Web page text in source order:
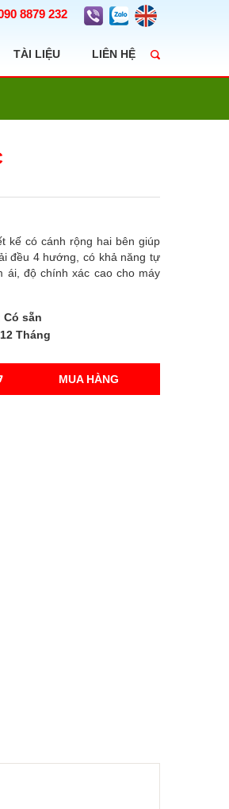
8879 232
TÀI LIỆU LIÊN HỆ
kế có cánh rộng hai bên giúp
đều 4 hướng, có khả năng tự
ái, độ chính xác cao cho máy
Có sẵn
12 Tháng
MUA HÀNG